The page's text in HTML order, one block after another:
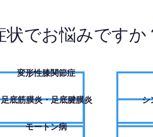
状でお悩みですか
変形性膝関節症
足底筋膜炎・足底腱膜炎
モートン病
シ